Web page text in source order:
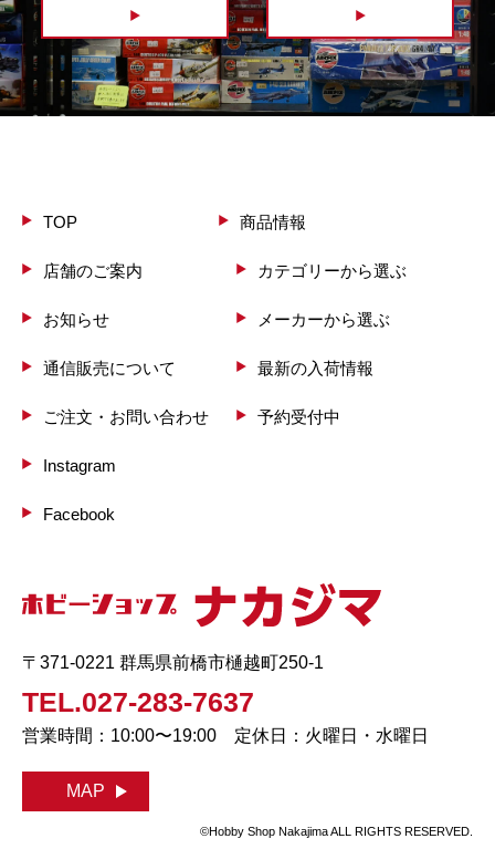
TOP
店舗のご案内
お知らせ
通信販売について
ご注文・お問い合わせ
Instagram
Facebook
商品情報
カテゴリーから選ぶ
メーカーから選ぶ
最新の入荷情報
予約受付中
〒371-0221 群馬県前橋市樋越町250-1
TEL.027-283-7637
営業時間：10:00〜19:00 定休日：火曜日・水曜日
MAP
©Hobby Shop Nakajima ALL RIGHTS RESERVED.